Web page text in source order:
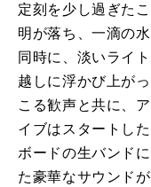
定刻を少し過ぎた
明が落ち、一滴の
同時に、淡いライ
越しに浮かび上が
こる歓声と共に、
イブはスタートし
ボードの生バンド
た豪華なサウンド